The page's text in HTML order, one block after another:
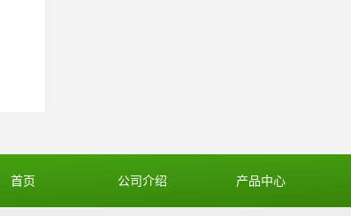
首页 公司介绍 产品中心